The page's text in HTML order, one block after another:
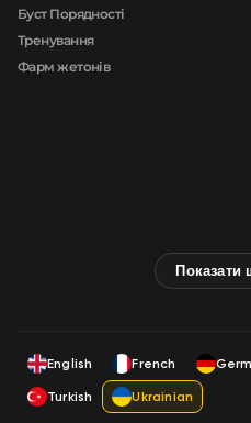
Буст Порядності
Тренування
Фарм жетонів
English French
Turkish
Ukrainian